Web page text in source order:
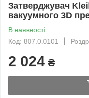
Затверджувач
вакуумного 3D
В наявності
Код: 807.0.0101
2 024 ₴